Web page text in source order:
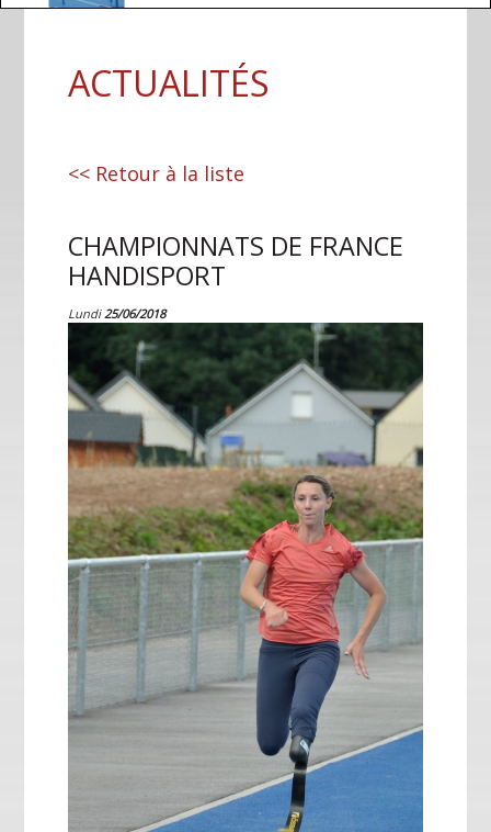
ACTUALITÉS
<< Retour à la liste
CHAMPIONNATS DE FRANCE
HANDISPORT
Lundi 25/06/2018